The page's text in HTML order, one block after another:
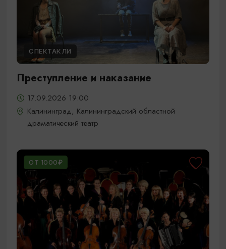
СПЕКТАКЛИ
Преступление и наказание
17.09.2026 19:00
Калининград, Калининградский областной
драматический театр
ОТ 1000₽